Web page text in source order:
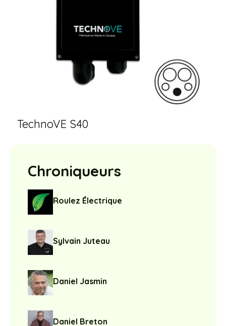
TechnoVE S40
Chroniqueurs
Roulez Électrique
Sylvain Juteau
Daniel Jasmin
Daniel Breton